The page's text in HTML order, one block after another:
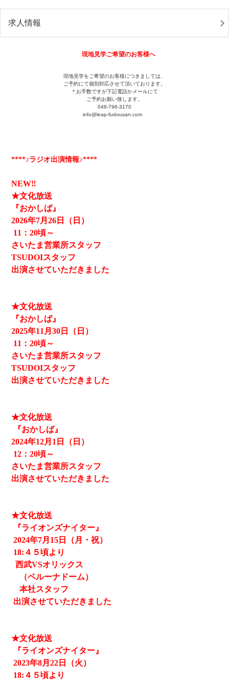
求人情報
現地見学ご希望のお客様へ
現地見学をご希望のお客様につきましては、
ご予約にて個別対応させて頂いております。
＊お手数ですが下記電話かメールにて
ご予約お願い致します。
048-796-3170
info@leap-fudousan.com
****♪ラジオ出演情報♪****
NEW‼
★文化放送
『おかしば』
2026年7月26日（日）
11 ：20頃～
さいたま営業所スタッフ
TSUDOIスタッフ
出演させていただきました
★文化放送
『おかしば』
2025年11月30日（日）
11 ：20頃～
さいたま営業所スタッフ
TSUDOIスタッフ
出演させていただきました
★文化放送
『おかしば』
2024年12月1日（日）
12 ：20頃～
さいたま営業所スタッフ
出演させていただきました
★文化放送
『ライオンズナイター』
2024年7月15日（月・祝）
18:４５頃より
西武VSオリックス
（ベルーナドーム）
本社スタッフ
出演させていただきました
★文化放送
『ライオンズナイター』
2023年8月22日（火）
18:４５頃より